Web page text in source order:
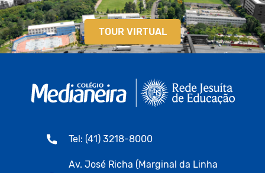
TOUR VIRTUAL
Tel: (41) 3218-8000
Av. José Richa (Marginal da Linha